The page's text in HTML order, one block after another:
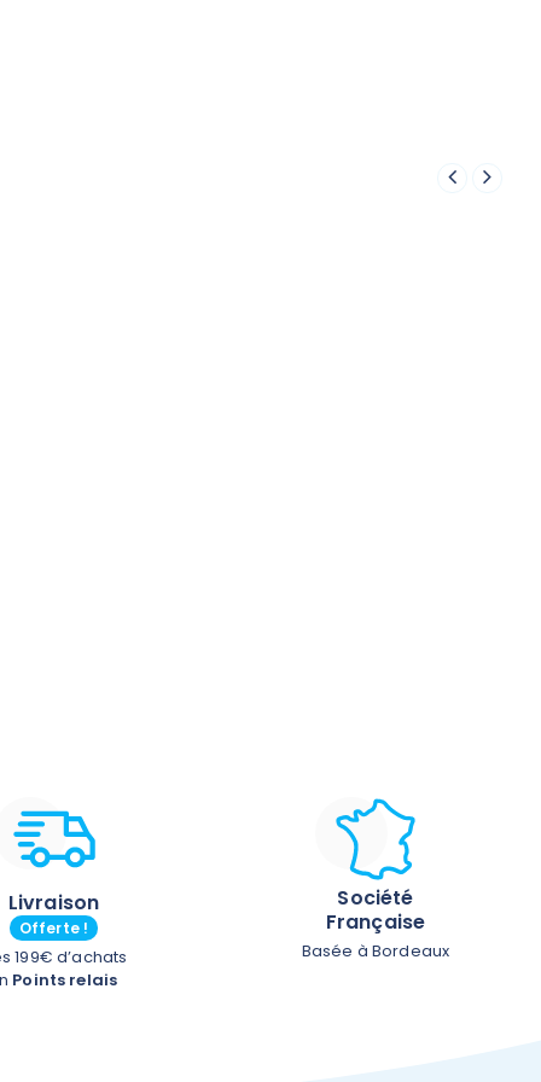
Livraison
Offerte !
199€ d’achats
Points relais
Société
Française
Basée à Bordeaux